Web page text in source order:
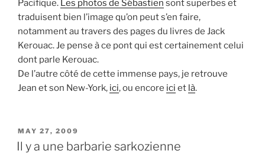
Pacifique. Les photos de Sébastien sont superbes et
traduisent bien l’image qu’on peut s’en faire,
notamment au travers des pages du livres de Jack
Kerouac. Je pense à ce pont qui est certainement celui
dont parle Kerouac.
De l’autre côté de cette immense pays, je retrouve
Jean et son New-York, ici, ou encore ici et là.
POSTED
ON
MAY 27, 2009
Il y a une barbarie sarkozienne